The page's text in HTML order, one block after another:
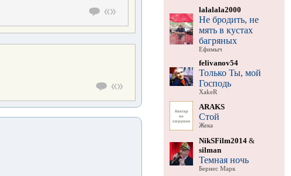
lalalala2000
Не бродить, не
мять в кустах
багряных
Ефимыч
felivanov54
Только Ты, мой
Господь
XakeR
ARAKS
Стой
Жека
NikSFilm2014&
silman
Темная ночь
Бернес Марк